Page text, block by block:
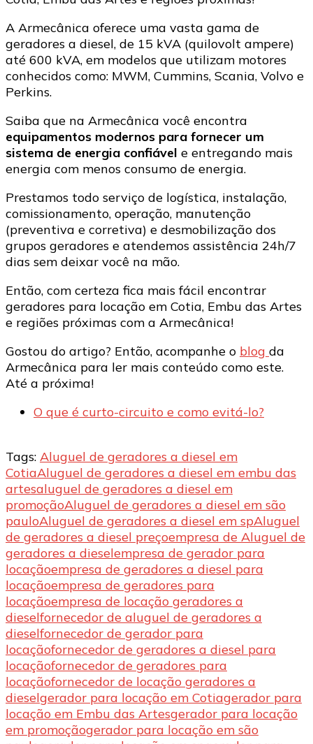
A Armecânica oferece uma vasta gama de
geradores a diesel, de 15 kVA (quilovolt ampere)
até 600 kVA, em modelos que utilizam motores
conhecidos como: MWM, Cummins, Scania, Volvo e
Perkins.
Saiba que na Armecânica você encontra
equipamentos modernos para fornecer um
sistema de energia confiável e entregando mais
energia com menos consumo de energia.
Prestamos todo serviço de logística, instalação,
comissionamento, operação, manutenção
(preventiva e corretiva) e desmobilização dos
grupos geradores e atendemos assistência 24h/7
dias sem deixar você na mão.
Então, com certeza fica mais fácil encontrar
geradores para locação em Cotia, Embu das Artes
e regiões próximas com a Armecânica!
Gostou do artigo? Então, acompanhe o blog da
Armecânica para ler mais conteúdo como este.
Até a próxima!
O que é curto-circuito e como evitá-lo?
Tags: Aluguel de geradores a diesel em
CotiaAluguel de geradores a diesel em embu das
artesaluguel de geradores a diesel em
promoçãoAluguel de geradores a diesel em são
pauloAluguel de geradores a diesel em spAluguel
de geradores a diesel preçoempresa de Aluguel de
geradores a dieselempresa de gerador para
locaçãoempresa de geradores a diesel para
locaçãoempresa de geradores para
locaçãoempresa de locação geradores a
dieselfornecedor de aluguel de geradores a
dieselfornecedor de gerador para
locaçãofornecedor de geradores a diesel para
locaçãofornecedor de geradores para
locaçãofornecedor de locação geradores a
dieselgerador para locação em Cotiagerador para
locação em Embu das Artesgerador para locação
em promoçãogerador para locação em são